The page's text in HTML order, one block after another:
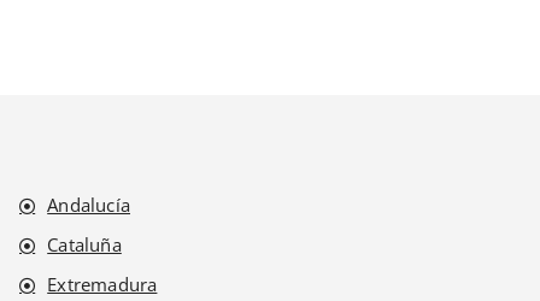
Andalucía
Cataluña
Extremadura